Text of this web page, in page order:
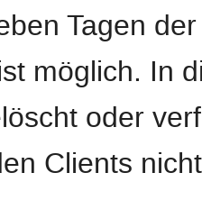
Tagen
möglich. In
oder
Clients